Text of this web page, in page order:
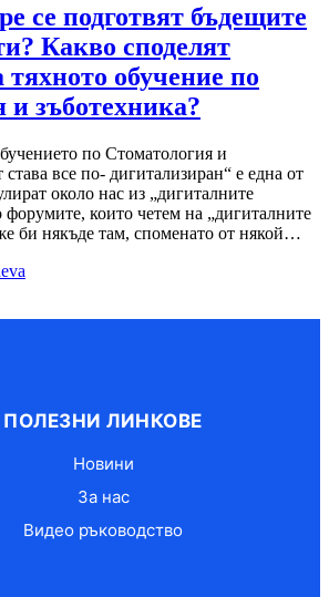
се подготвят бъдещите
Какво споделят
тяхното обучение по
и зъботехника?
по Стоматология и
все по- дигитализиран“ е една от
около нас из „дигиталните
които четем на „дигиталните
би някъде там, споменато от някой…
ПОЛЕЗНИ ЛИНКОВЕ
Новини
За нас
Видео ръководство